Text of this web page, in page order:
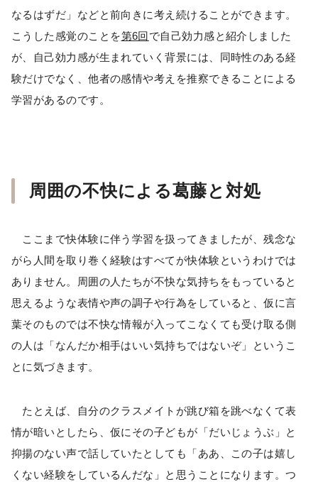
なるはずだ」などと前向きに考え続けることができます。
こうした感覚のことを第6回 で自己効力感と紹介しました
が、自己効力感が生まれていく背景には、同時性のある経
験だけでなく、他者の感情や考えを推察できることによる
学習があるのです。
周囲の不快による葛藤と対処
ここまで快体験に伴う学習を扱ってきましたが、残念な
がら人間を取り巻く経験はすべてが快体験というわけでは
ありません。周囲の人たちが不快な気持ちをもっていると
思えるような表情や声の調子や行為をしていると、仮に言
葉そのものでは不快な情報が入ってこなくても受け取る側
の人は「なんだか相手はいい気持ちではないぞ」というこ
とに気づきます。
たとえば、自分のクラスメイトが跳び箱を跳べなくて表
情が暗いとしたら、仮にその子どもが「だいじょうぶ」と
抑揚のない声で話していたとしても「ああ、この子は嬉し
くない経験をしているんだな」と思うことになります。つ